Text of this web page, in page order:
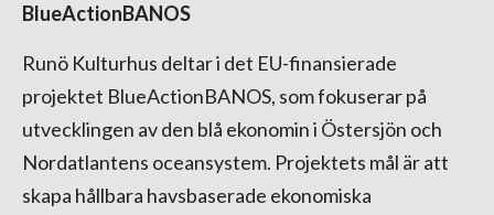
BlueActionBANOS
Runö Kulturhus deltar i det EU-finansierade
projektet BlueActionBANOS, som fokuserar på
utvecklingen av den blå ekonomin i Östersjön och
Nordatlantens oceansystem. Projektets mål är att
skapa hållbara havsbaserade ekonomiska